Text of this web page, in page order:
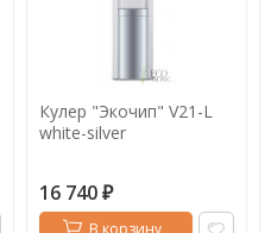
Кулер "Экочип" V21-L
white-silver
16 740 ₽
В корзину